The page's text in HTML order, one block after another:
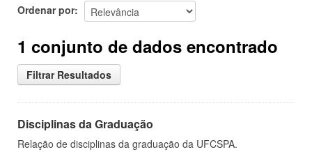
Ordenar por
1 conjunto de dados encontrado
Filtrar Resultados
Disciplinas da Graduação
Relação de disciplinas da graduação da UFCSPA.